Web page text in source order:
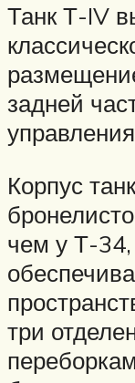
Танк Т-IV
задней
Корпус
чем у Т-34,
три